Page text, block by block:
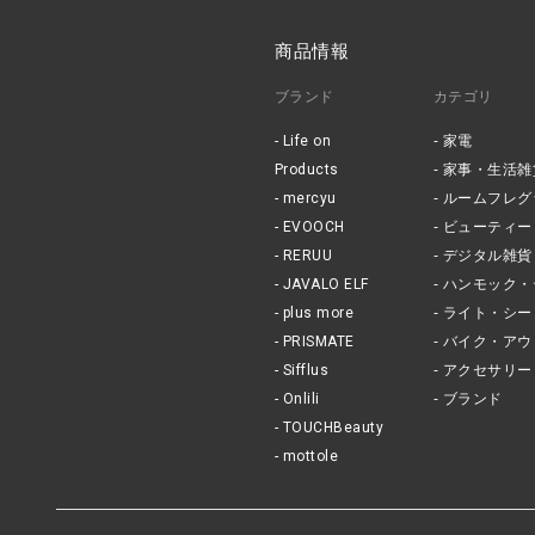
商品情報
ブランド
Life on
Products
mercyu
EVOOCH
RERUU
JAVALO ELF
plus more
PRISMATE
Sifflus
Onlili
TOUCHBeauty
mottole
カテゴリ
家電
家事・生活雑
ルームフレ
ビューティー
デジタル雑貨
ハンモック・
ライト・シ
バイク・アウ
アクセサリ
ブランド